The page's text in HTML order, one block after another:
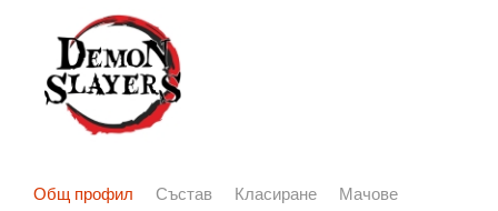
Общ профил Състав Класиране Мачове